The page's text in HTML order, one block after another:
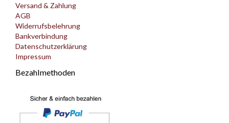
Versand & Zahlung
AGB
Widerrufsbelehrung
Bankverbindung
Datenschutzerklärung
Impressum
Bezahlmethoden